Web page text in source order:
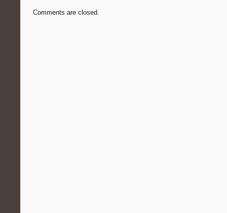
Comments are closed.